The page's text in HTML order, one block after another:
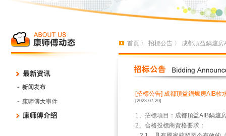
首頁 〉 招標公告 〉 成都頂益鍋爐
[招標公告] 成都頂益鍋爐房AIB軟
[2023-07-20]
1、招標項目：成都頂益AIB鍋爐
2、合格投標商資格要求：